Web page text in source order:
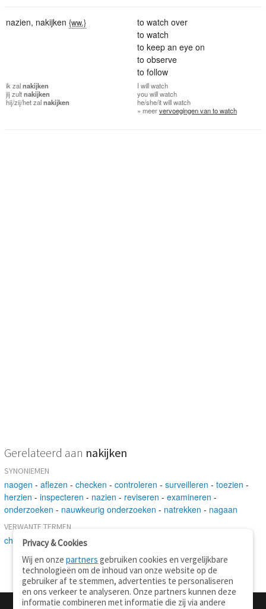
nazien, nakijken {ww.}
to watch over
to watch
to keep an eye on
to observe
to follow
ik zalnakijken
jijzultnakijken
hij/zij/hetzalnakijken
I will watch
youwill watch
he/she/itwill watch
» meervervoegingen van to watch
Gerelateerd aan nakijken
SYNONIEMEN
naogen - aflezen - checken - controleren - surveilleren - toezien -
herzien - inspecteren - nazien - reviseren - examineren -
onderzoeken - nauwkeurig onderzoeken - natrekken - nagaan
VERWANTE TERMEN
checken-verbeteren-
Privacy & Cookies
Wij en onzepartners gebruiken cookies en vergelijkbare
technologieën om de inhoud van onze website op de
gebruiker af te stemmen, advertenties te personaliseren
en ons verkeer te analyseren. Onze partners kunnen deze
informatie combineren met informatie die zij via andere